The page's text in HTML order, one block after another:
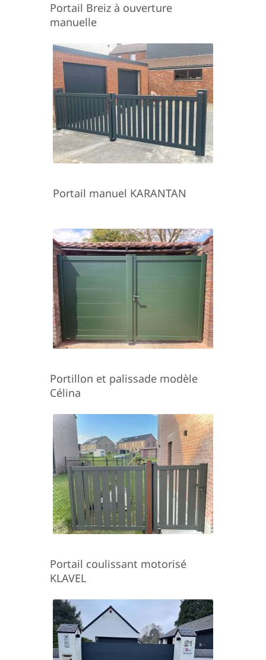
Portail Breiz à ouverture
manuelle
Portail manuel KARANTAN
Portillon et palissade modèle
Célina
Portail coulissant motorisé
KLAVEL